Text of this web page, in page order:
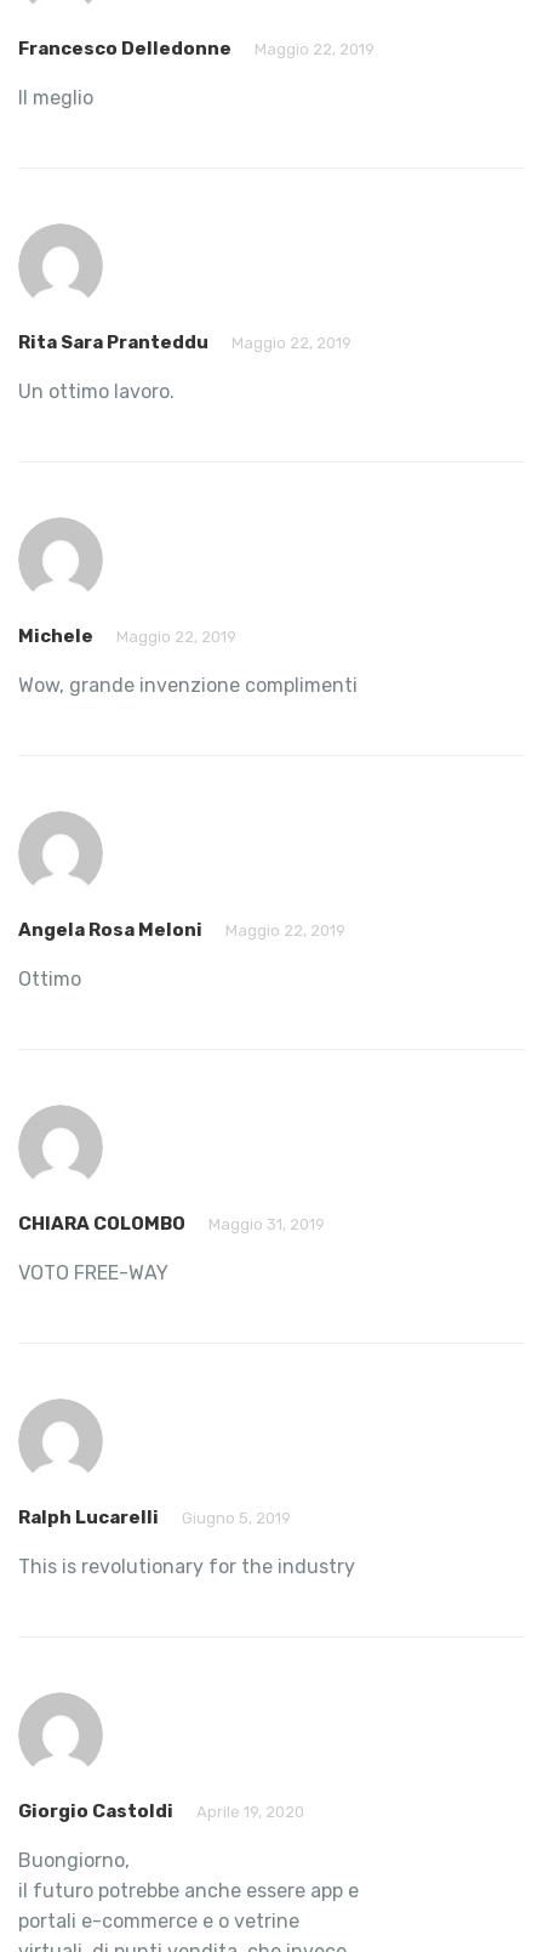
Francesco Delledonne Maggio 22, 2019
Il meglio
Rita Sara Pranteddu Maggio 22, 2019
Un ottimo lavoro.
Michele Maggio 22, 2019
Wow, grande invenzione complimenti
Angela Rosa Meloni Maggio 22, 2019
Ottimo
CHIARA COLOMBO Maggio 31, 2019
VOTO FREE-WAY
Ralph Lucarelli Giugno 5, 2019
This is revolutionary for the industry
Giorgio Castoldi Aprile 19, 2020
Buongiorno,
il futuro potrebbe anche essere app e
portali e-commerce e o vetrine